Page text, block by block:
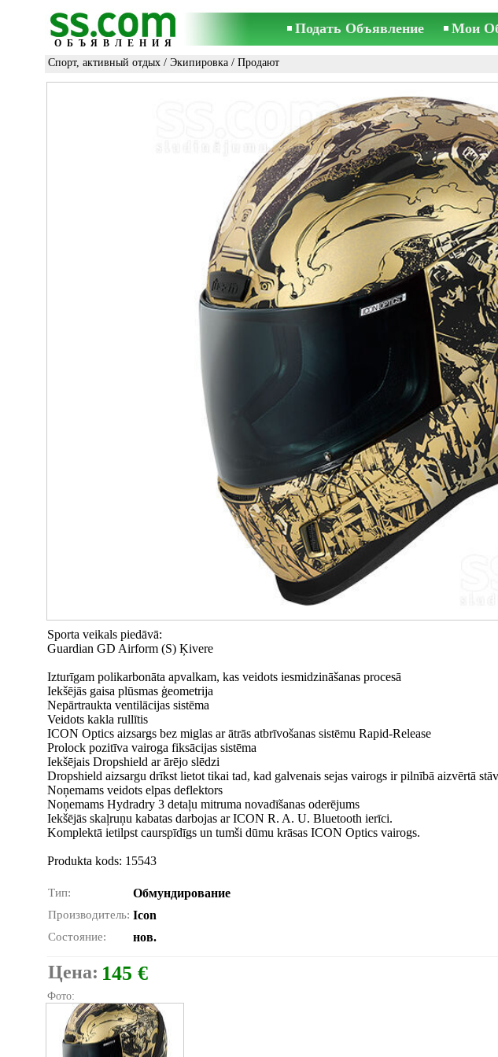
ОБЪЯВЛЕНИЯ
Подать Объявление Мои
Спорт, активный отдых / Экипировка / Продают
Sporta veikals piedāvā:
Guardian GD Airform (S) Ķivere
Izturīgam polikarbonāta apvalkam, kas veidots iesmidzināšanas procesā
Iekšējās gaisa plūsmas ģeometrija
Nepārtraukta ventilācijas sistēma
Veidots kakla rullītis
ICON Optics aizsargs bez miglas ar ātrās atbrīvošanas sistēmu Rapid-Release
Prolock pozitīva vairoga fiksācijas sistēma
Iekšējais Dropshield ar ārējo slēdzi
Dropshield aizsargu drīkst lietot tikai tad, kad galvenais sejas vairogs ir pilnībā aizvērtā
Noņemams veidots elpas deflektors
Noņemams Hydradry 3 detaļu mitruma novadīšanas oderējums
Iekšējās skaļruņu kabatas darbojas ar ICON R. A. U. Bluetooth ierīci.
Komplektā ietilpst caurspīdīgs un tumši dūmu krāsas ICON Optics vairogs.
Produkta kods: 15543
Тип: Обмундирование
Производитель: Icon
Состояние: нов.
Цена: 145 €
Фото: